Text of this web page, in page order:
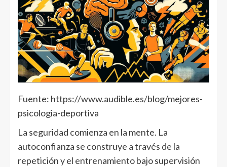
Fuente: https://www.audible.es/blog/mejores-
psicologia-deportiva
La seguridad comienza en la mente. La
autoconfianza se construye a través de la
repetición y el entrenamiento bajo supervisión